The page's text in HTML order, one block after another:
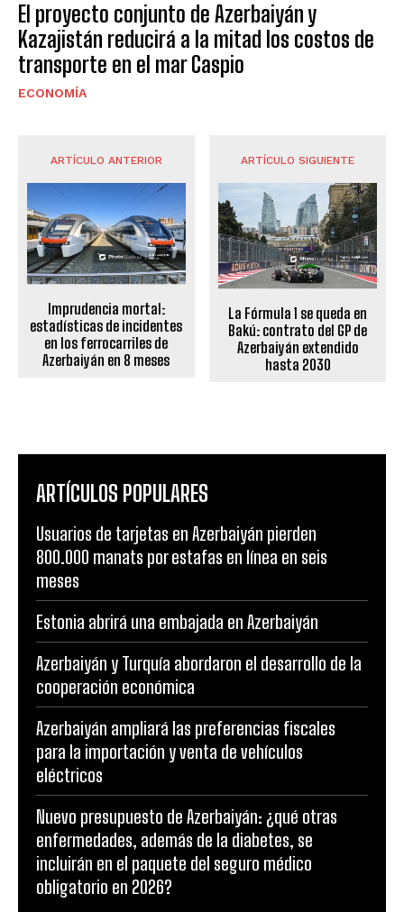
El proyecto conjunto de Azerbaiyán y
Kazajistán reducirá a la mitad los costos de
transporte en el mar Caspio
ECONOMÍA
ARTÍCULO ANTERIOR
Imprudencia mortal:
estadísticas de incidentes
en los ferrocarriles de
Azerbaiyán en 8 meses
ARTÍCULO SIGUIENTE
La Fórmula 1 se queda en
Bakú: contrato del GP de
Azerbaiyán extendido
hasta 2030
ARTÍCULOS POPULARES
Usuarios de tarjetas en Azerbaiyán pierden
800.000 manats por estafas en línea en seis
meses
Estonia abrirá una embajada en Azerbaiyán
Azerbaiyán y Turquía abordaron el desarrollo de la
cooperación económica
Azerbaiyán ampliará las preferencias fiscales
para la importación y venta de vehículos
eléctricos
Nuevo presupuesto de Azerbaiyán: ¿qué otras
enfermedades, además de la diabetes, se
incluirán en el paquete del seguro médico
obligatorio en 2026?